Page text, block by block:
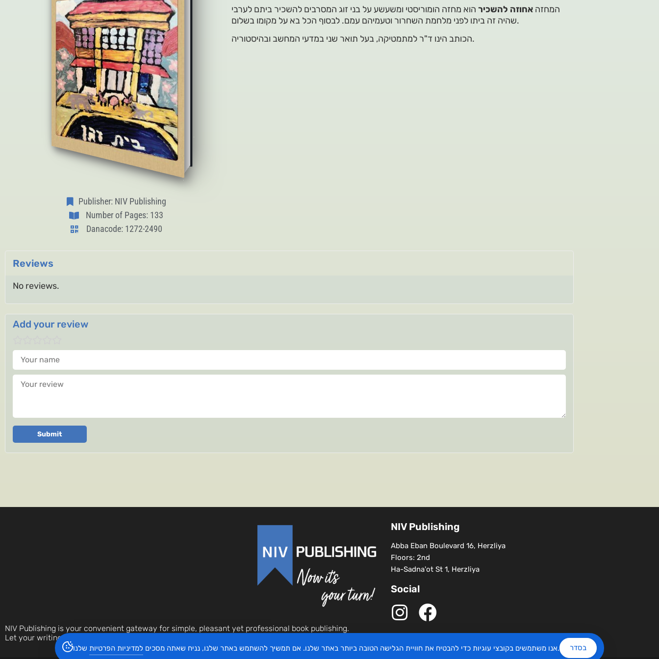
Publisher: NIV Publishing
Number of Pages: 133
Danacode: 1272-2490
המחזה אחוזה להשכירהוא מחזה הומוריסטי ומשעשע על בני זוג המסרבים להשכיר ביתם לערבי
שהיה זה ביתו לפני מלחמת השחרור וטעמיהם עמם. לבסוף הכל בא על מקומו בשלום.
הכותב הינו ד"ר למתמטיקה, בעל תואר שני במדעי המחשב ובהיסטוריה.
Reviews
No reviews.
Add your review
Your name
Your review
Submit
NIV Publishing is your convenient gateway for simple, pleasant yet professional book publishing.
Let your writings be discovered by the world today.
NIV Publishing
Abba Eban Boulevard 16, Herzliya
Floors: 2nd
Ha-Sadna'ot St 1, Herzliya
Social
אנו משתמשים בקובצי עוגיות כדי להבטיח את חוויית הגלישה הטובה ביותר באתר שלנו. אם תמשיך להשתמש באתר שלנו, נניח שאתה מסכים למדיניות הפרטיות שלנו. בסדר